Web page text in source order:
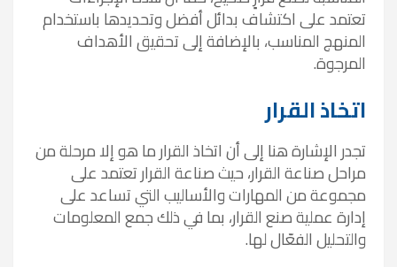
تعتمد على اكتشاف بدائل أفضل وتحديدها باستخدام
المنهج المناسب، بالإضافة إلى تحقيق الأهداف
المرجوة.
اتخاذ القرار
تجدر الإشارة هنا إلى أن اتخاذ القرار ما هو إلا مرحلة من
مراحل صناعة القرار، حيث صناعة القرار تعتمد على
مجموعة من المهارات والأساليب التي تساعد على
إدارة عملية صنع القرار، بما في ذلك جمع المعلومات
والتحليل الفعّال لها.